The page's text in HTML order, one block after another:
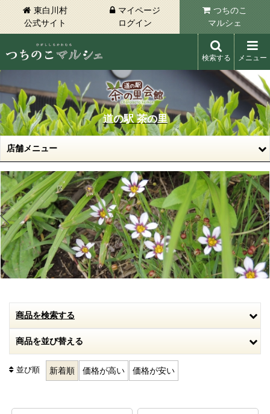
東白川村
公式サイト
マイページ
ログイン
つちのこ
マルシェ
検索する メニュー
道の駅 茶の里
店舗メニュー
商品を検索する
商品を並び替える
並び順 新着順 価格が高い 価格が安い